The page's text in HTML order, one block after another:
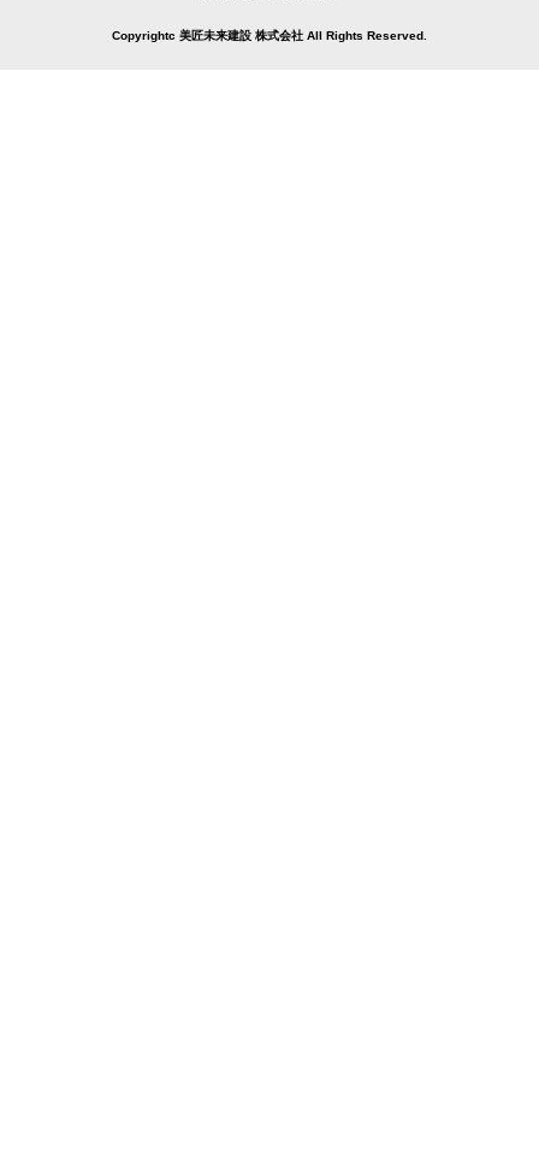
Copyrightc 美匠未来建設 株式会社 All Rights Reserved.